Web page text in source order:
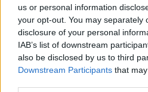
us or personal information
your opt-out. You may separately
disclosure of your personal
IAB’s list of downstream
also be disclosed by us to third
Downstream Participants that